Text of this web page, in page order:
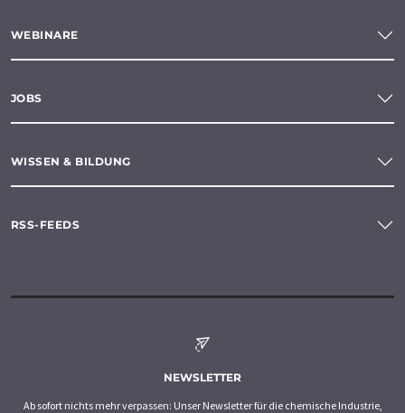
WEBINARE
JOBS
WISSEN & BILDUNG
RSS-FEEDS
NEWSLETTER
Ab sofort nichts mehr verpassen: Unser Newsletter für die chemische Industrie,